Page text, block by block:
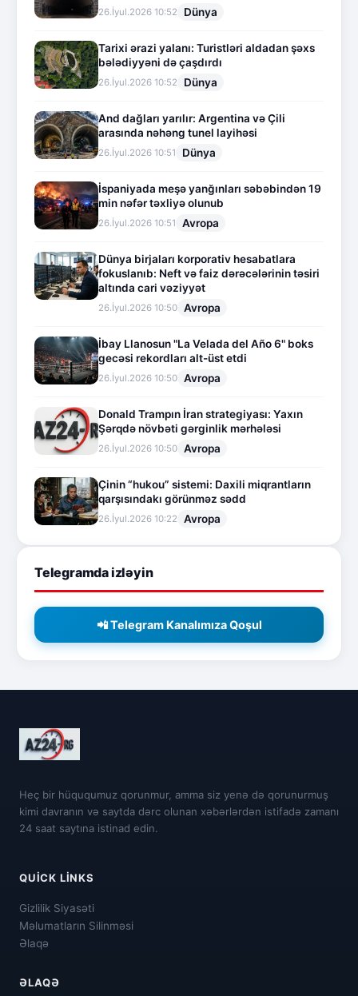
26.İyul.2026 10:52 Dünya
Tarixi ərazi yalanı: Turistləri aldadan şəxs
bələdiyyəni də çaşdırdı
26.İyul.2026 10:52 Dünya
And dağları yarılır: Argentina və Çili
arasında nəhəng tunel layihəsi
26.İyul.2026 10:51 Dünya
İspaniyada meşə yanğınları səbəbindən 19
min nəfər təxliyə olunub
26.İyul.2026 10:51 Avropa
Dünya birjaları korporativ hesabatlara
fokuslanıb: Neft və faiz dərəcələrinin təsiri
altında cari vəziyyət
26.İyul.2026 10:50 Avropa
İbay Llanosun "La Velada del Año 6" boks
gecəsi rekordları alt-üst etdi
26.İyul.2026 10:50 Avropa
Donald Trampın İran strategiyası: Yaxın
Şərqdə növbəti gərginlik mərhələsi
26.İyul.2026 10:50 Avropa
Çinin “hukou” sistemi: Daxili miqrantların
qarşısındakı görünməz sədd
26.İyul.2026 10:22 Avropa
Telegramda izləyin
📲 Telegram Kanalımıza Qoşul
Heç bir hüququmuz qorunmur, amma siz yenə də qorunurmuş
kimi davranın və saytda dərc olunan xəbərlərdən istifadə zamanı
24 saat saytına istinad edin.
QUICK LINKS
Gizlilik Siyasəti
Məlumatların Silinməsi
Əlaqə
ƏLAQƏ